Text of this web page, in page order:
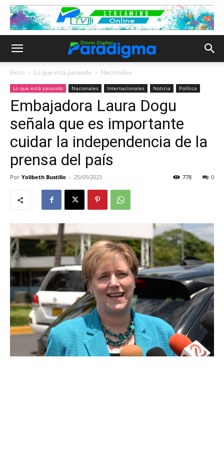
Inicio Lo que está pasando Nacionales
Lo que está pasando Nacionales Internacionales Noticia Política
Embajadora Laura Dogu
señala que es importante
cuidar la independencia de la
prensa del país
Por Yolibeth Bustillo - 25/05/2023 0
778